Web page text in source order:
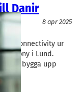
Danir
8 apr 2025
Connectivity ur
Sony i Lund.
att bygga upp
i…